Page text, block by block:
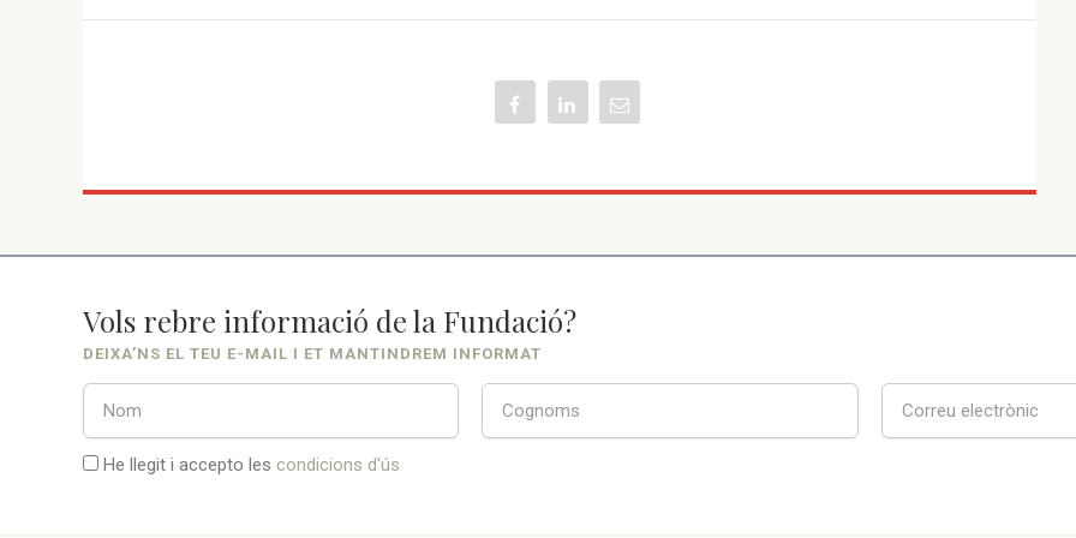
Vols rebre informació de la Fundació?
DEIXA’NS EL TEU E-MAIL I ET MANTINDREM INFORMAT
He llegit i accepto les condicions d'ús